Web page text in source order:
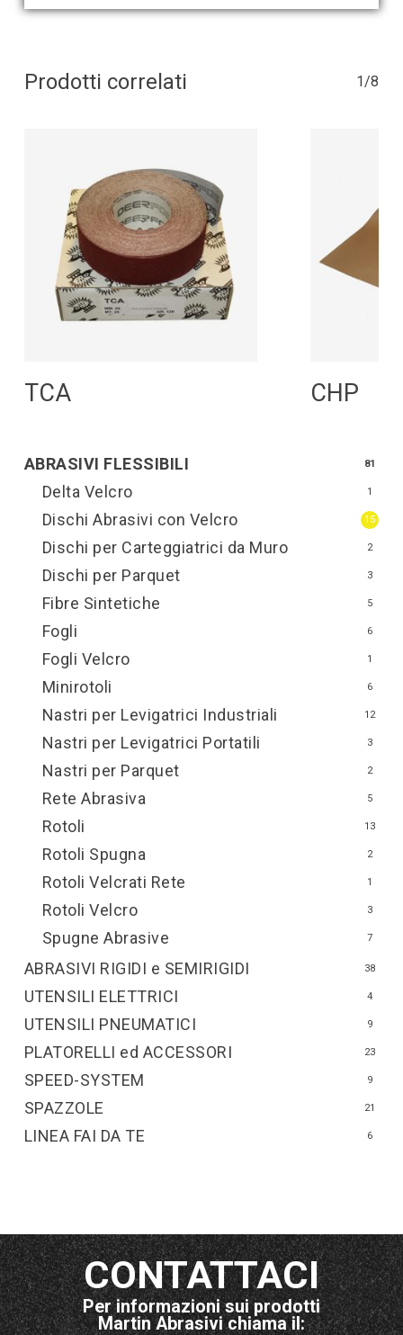
Prodotti correlati 1/8
TCA CHP
ABRASIVI FLESSIBILI 81
Delta Velcro 1
Dischi Abrasivi con Velcro 15
Dischi per Carteggiatrici da Muro 2
Dischi per Parquet 3
Fibre Sintetiche 5
Fogli 6
Fogli Velcro 1
Minirotoli 6
Nastri per Levigatrici Industriali 12
Nastri per Levigatrici Portatili 3
Nastri per Parquet 2
Rete Abrasiva 5
Rotoli 13
Rotoli Spugna 2
Rotoli Velcrati Rete 1
Rotoli Velcro 3
Spugne Abrasive 7
ABRASIVI RIGIDI e SEMIRIGIDI 38
LINEA FAI DA TE 6
PLATORELLI ed ACCESSORI 23
SPAZZOLE 21
SPEED-SYSTEM 9
UTENSILI ELETTRICI 4
UTENSILI PNEUMATICI 9
CONTATTACI
Per informazioni sui prodotti
Martin Abrasivi chiama il: